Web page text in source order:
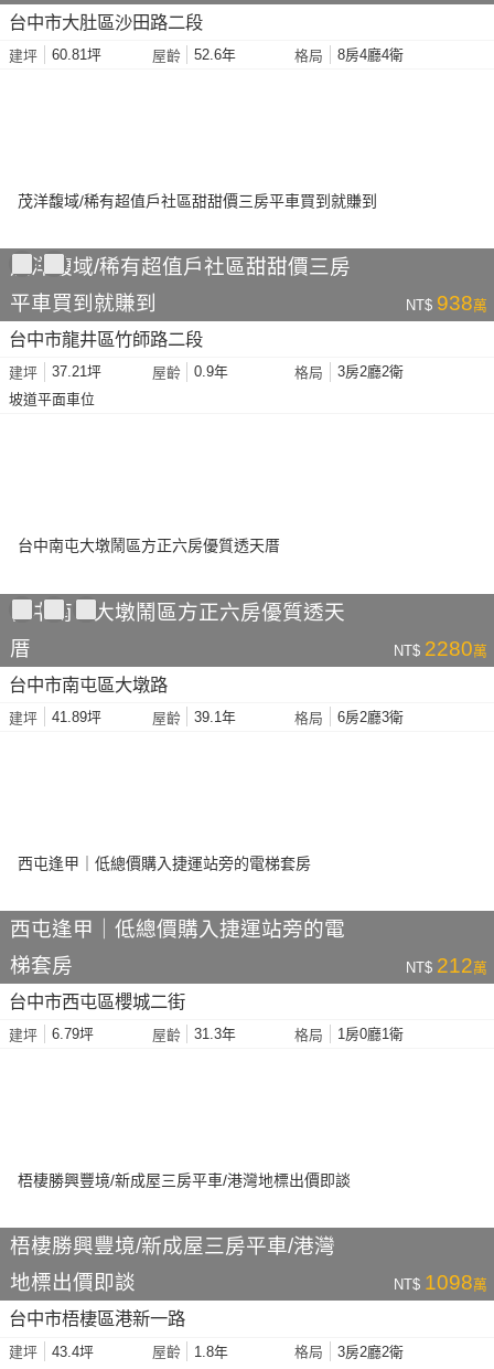
台中市大肚區沙田路二段
建坪 60.81坪 屋齡 52.6年 格局 8房4廳4衛
茂洋馥域/稀有超值戶社區甜甜價三房
平車買到就賺到
NT$ 938萬
台中市龍井區竹師路二段
建坪 37.21坪 屋齡 0.9年 格局
3房2廳2衛
坡道平面車位
台中南屯大墩鬧區方正六房優質透天
厝
NT$ 2280萬
台中市南屯區大墩路
建坪 41.89坪 屋齡 39.1年 格局 6房2廳3衛
西屯逢甲｜低總價購入捷運站旁的電
梯套房
NT$ 212萬
台中市西屯區櫻城二街
建坪 6.79坪 屋齡 31.3年 格局 1房0廳1衛
梧棲勝興豐境/新成屋三房平車/港灣
地標出價即談
NT$ 1098萬
台中市梧棲區港新一路
建坪 43.4坪 屋齡 1.8年 格局
3房2廳2衛